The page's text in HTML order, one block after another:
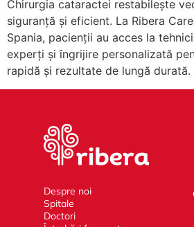
Chirurgia cataractei restabilește
siguranță și eficient. La Ribera
Spania, pacienții au acces la
experți și îngrijire personalizată
rapidă și rezultate de lungă durată.
Despre noi
Spitale
Doctori